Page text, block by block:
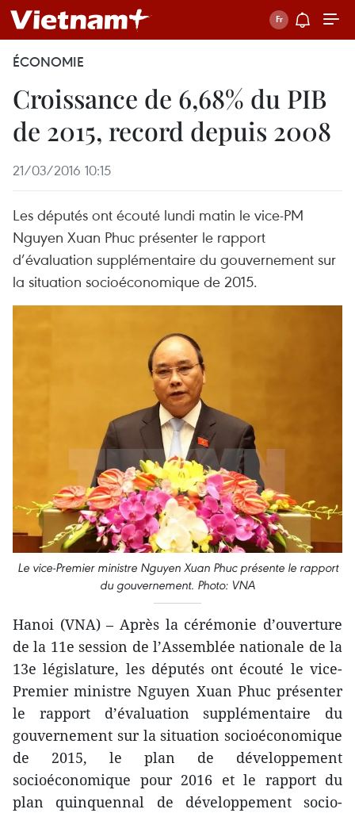
ÉCONOMIE
Croissance de 6,68% du PIB
de 2015, record depuis 2008
21/03/2016 10:15
Les députés ont écouté lundi matin le vice-PM
Nguyen Xuan Phuc présenter le rapport
d’évaluation supplémentaire du gouvernement sur
la situation socioéconomique de 2015.
Le vice-Premier ministre Nguyen Xuan Phuc présente le rapport
du gouvernement. Photo: VNA
Hanoi (VNA) – Après la cérémonie d’ouverture
de la 11e session de l’Assemblée nationale de la
13e législature, les députés ont écouté le vice-
Premier ministre Nguyen Xuan Phuc présenter
le rapport d’évaluation supplémentaire du
gouvernement sur la situation socioéconomique
de 2015, le plan de développement
socioéconomique pour 2016 et le rapport du
plan quinquennal de développement socio-